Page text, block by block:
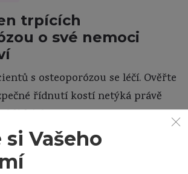
trpících
o své nemoci
s osteoporózou se léčí. Ověřte
řídnutí kostí netýká právě
blízkých.
si Vašeho